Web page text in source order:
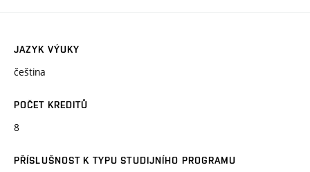
JAZYK VÝUKY
čeština
POČET KREDITŮ
8
PŘÍSLUŠNOST K TYPU STUDIJNÍHO PROGRAMU